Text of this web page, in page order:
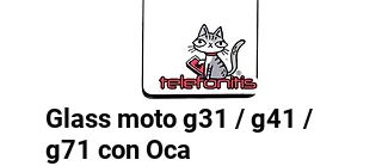
Glass moto g31 / g41 /
g71 con Oca